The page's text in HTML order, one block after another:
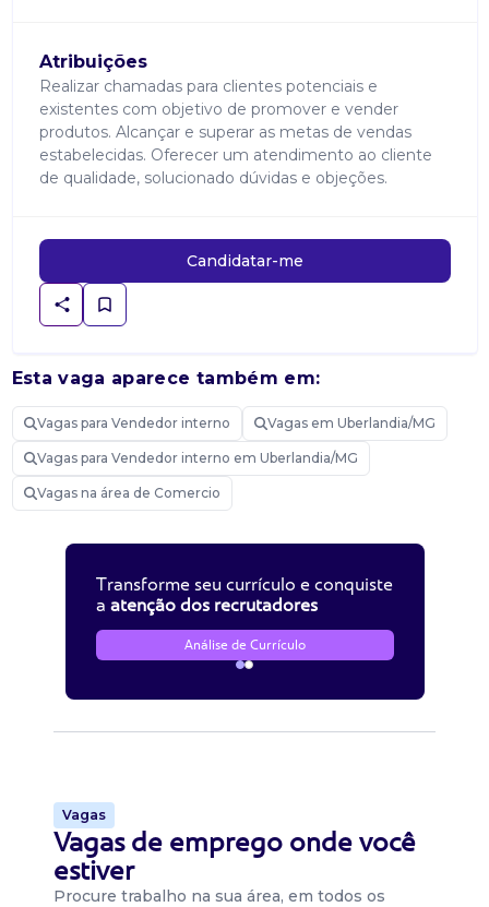
Atribuições
Realizar chamadas para clientes potenciais e
existentes com objetivo de promover e vender
produtos. Alcançar e superar as metas de vendas
estabelecidas. Oferecer um atendimento ao cliente
de qualidade, solucionado dúvidas e objeções.
Candidatar-me
Esta vaga aparece também em:
Vagas para Vendedor interno Vagas em Uberlandia/MG
Vagas para Vendedor interno em Uberlandia/MG
Vagas na área de Comercio
Transforme seu currículo e conquiste
a atenção dos recrutadores
Análise de Currículo
Vagas
Vagas de emprego onde você
estiver
Procure trabalho na sua área, em todos os